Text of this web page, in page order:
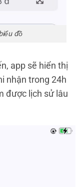
đồ
app sẽ hiển thị
nhận trong 24h
được lịch sử lâu